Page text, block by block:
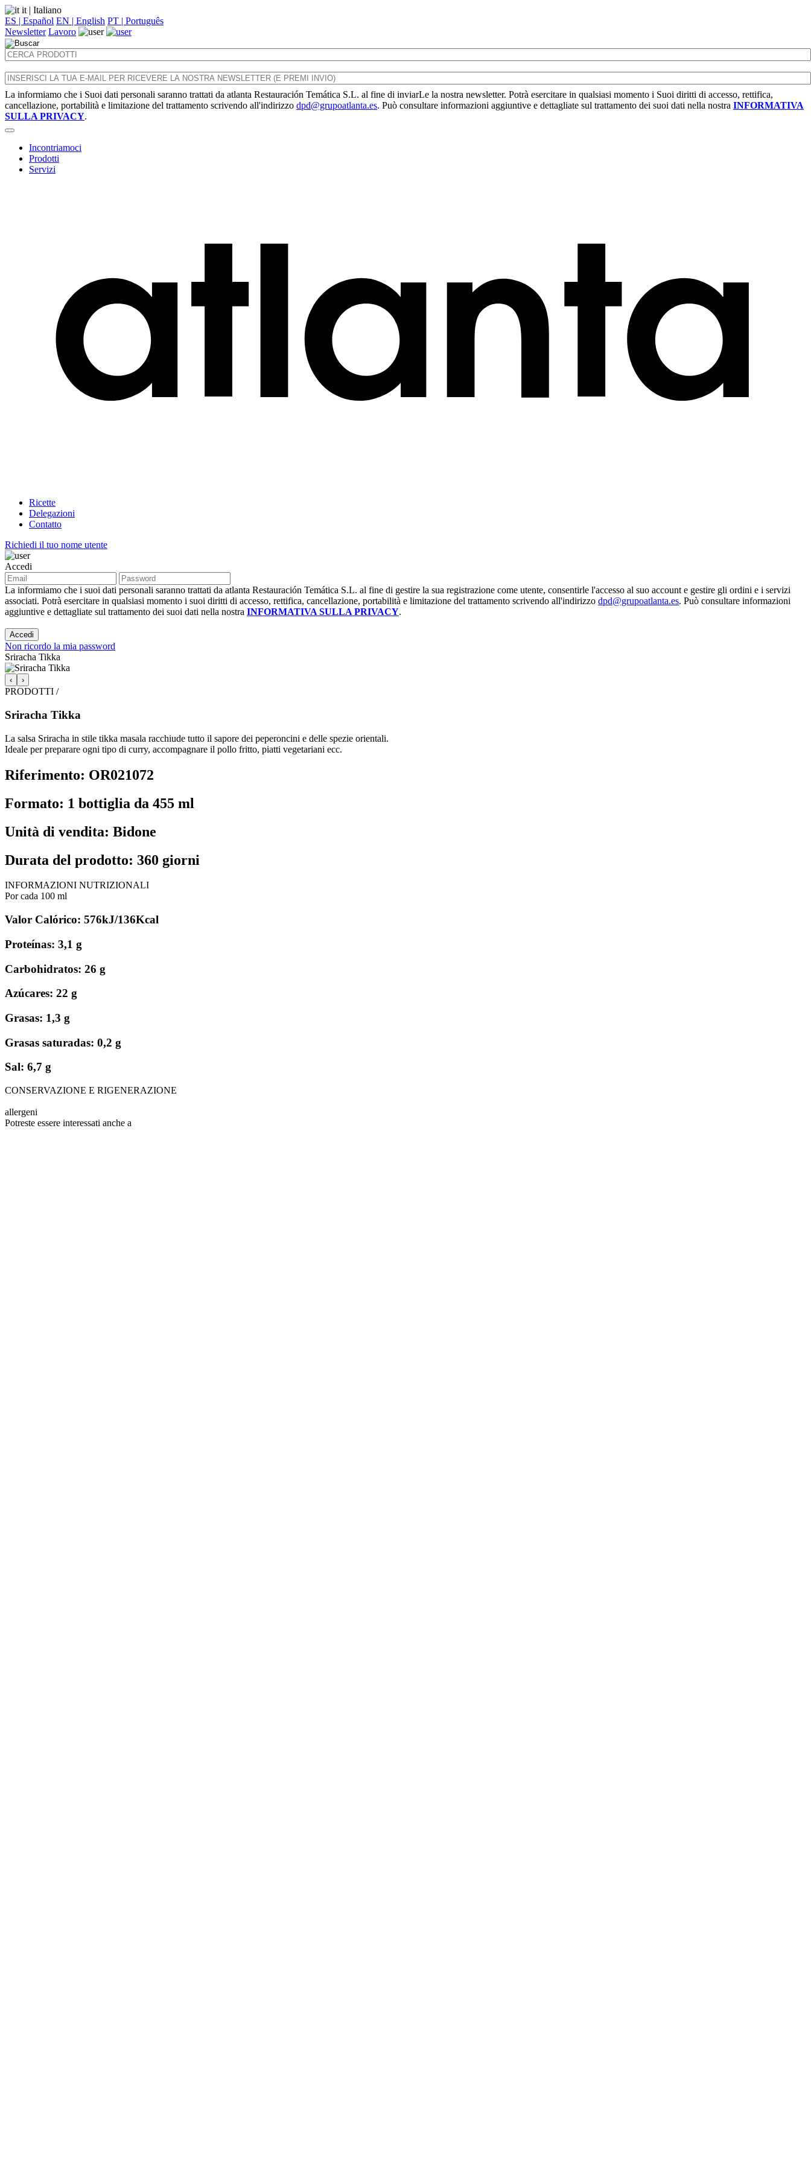
it | Italiano
ES | Español EN | English PT | Português
Newsletter Lavoro
La informiamo che i Suoi dati personali saranno trattati da atlanta Restauración Temática S.L. al fine di inviarLe la nostra newsletter. Potrà esercitare in qualsiasi momento i Suoi diritti di accesso, rettifica,
cancellazione, portabilità e limitazione del trattamento scrivendo all'indirizzo dpd@grupoatlanta.es. Può consultare informazioni aggiuntive e dettagliate sul trattamento dei suoi dati nella nostra INFORMATIVA
SULLA PRIVACY.
Incontriamoci
Prodotti
Servizi
Ricette
Delegazioni
Contatto
Richiedi il tuo nome utente
Accedi
La informiamo che i suoi dati personali saranno trattati da atlanta Restauración Temática S.L. al fine di gestire la sua registrazione come utente, consentirle l'accesso al suo account e gestire gli ordini e i servizi
associati. Potrà esercitare in qualsiasi momento i suoi diritti di accesso, rettifica, cancellazione, portabilità e limitazione del trattamento scrivendo all'indirizzo dpd@grupoatlanta.es. Può consultare informazioni
aggiuntive e dettagliate sul trattamento dei suoi dati nella nostra INFORMATIVA SULLA PRIVACY.
Accedi
Non ricordo la mia password
Sriracha Tikka
‹ ›
PRODOTTI /
Sriracha Tikka
La salsa Sriracha in stile tikka masala racchiude tutto il sapore dei peperoncini e delle spezie orientali.
Ideale per preparare ogni tipo di curry, accompagnare il pollo fritto, piatti vegetariani ecc.
Riferimento: OR021072
Formato: 1 bottiglia da 455 ml
Unità di vendita: Bidone
Durata del prodotto: 360 giorni
INFORMAZIONI NUTRIZIONALI
Por cada 100 ml
Valor Calórico: 576kJ/136Kcal
Proteínas: 3,1 g
Carbohidratos: 26 g
Azúcares: 22 g
Grasas: 1,3 g
Grasas saturadas: 0,2 g
Sal: 6,7 g
CONSERVAZIONE E RIGENERAZIONE
allergeni
Potreste essere interessati anche a